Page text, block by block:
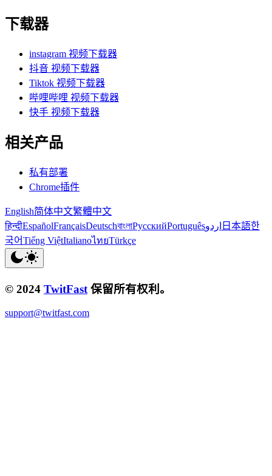
下载器
instagram 视频下载器
抖音 视频下载器
Tiktok 视频下载器
哔哩哔哩 视频下载器
快手 视频下载器
相关产品
私有部署
Chrome插件
English简体中文繁體中文
हिन्दीEspañolFrançaisDeutschবাংলাРусскийPortuguêsاردو 日本語한
국어Tiếng ViệtItalianoไทยTürkçe
© 2024 TwitFast 保留所有权利。
support@twitfast.com